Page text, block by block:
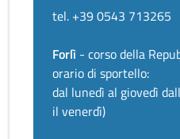
tel. +39 0543 713265
Forlì - corso della
orario di sportello:
dal lunedì al giovedì
il venerdì)